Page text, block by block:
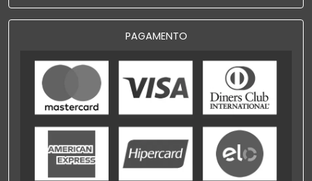
PAGAMENTO